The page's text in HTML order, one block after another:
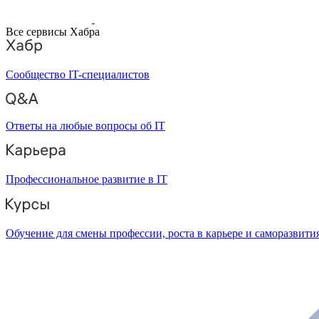
Все сервисы Хабра
Сообщество IT-специалистов
Ответы на любые вопросы об IT
Профессиональное развитие в IT
Обучение для смены профессии, роста в карьере и